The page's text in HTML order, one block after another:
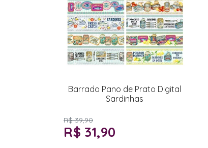
Barrado Pano de Prato Digital
Sardinhas
R$ 39,90
R$ 31,90